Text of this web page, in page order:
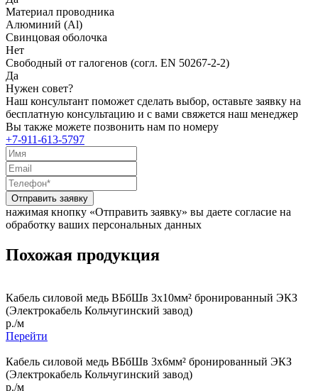
Материал проводника
Алюминий (Al)
Свинцовая оболочка
Нет
Свободный от галогенов (согл. EN 50267-2-2)
Да
Нужен совет?
Наш консультант поможет сделать выбор, оставьте заявку на
бесплатную консультацию и с вами свяжется наш менеджер
Вы также можете позвонить нам по номеру
+7-911-613-5797
Отправить заявку
нажимая кнопку «Отправить заявку» вы даете согласие на
обработку ваших персональных данных
Похожая продукция
Кабель силовой медь ВБбШв 3x10мм² бронированный ЭКЗ
(Электрокабель Кольчугинский завод)
р./м
Перейти
Кабель силовой медь ВБбШв 3x6мм² бронированный ЭКЗ
(Электрокабель Кольчугинский завод)
р./м